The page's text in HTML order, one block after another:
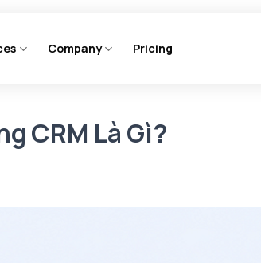
Company Pricing
CRM Là Gì?